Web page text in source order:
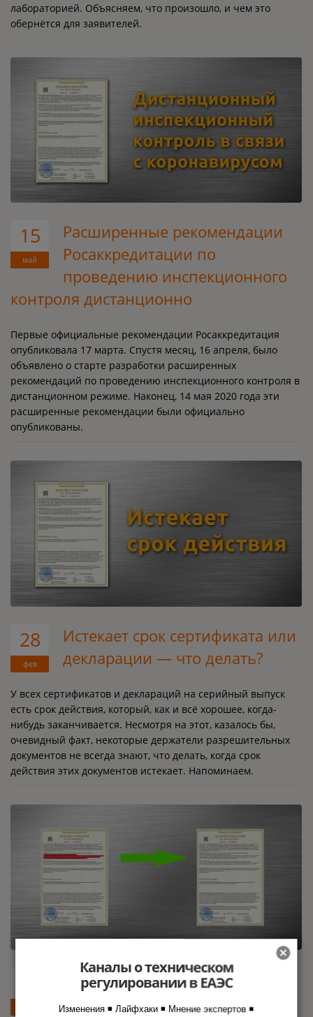
лабораторией. Объясняем, что произошло, и чем это
обернётся для заявителей.
15
май
Расширенные рекомендации
Росаккредитации по
проведению инспекционного
контроля дистанционно
Первые официальные рекомендации Росаккредитация
опубликовала 17 марта. Спустя месяц, 16 апреля, было
объявлено о старте разработки расширенных
рекомендаций по проведению инспекционного контроля в
дистанционном режиме. Наконец, 14 мая 2020 года эти
расширенные рекомендации были официально
опубликованы.
28
фев
Истекает срок сертификата или
декларации — что делать?
У всех сертификатов и деклараций на серийный выпуск
есть срок действия, который, как и всё хорошее, когда-
нибудь заканчивается. Несмотря на этот, казалось бы,
очевидный факт, некоторые держатели разрешительных
документов не всегда знают, что делать, когда срок
действия этих документов истекает. Напоминаем.
Росаккредитация рекомендует
ФТС России обратить
Каналы о техническом
регулировании в ЕАЭС
Изменения ◾ Лайфхаки ◾ Мнение экспертов ◾